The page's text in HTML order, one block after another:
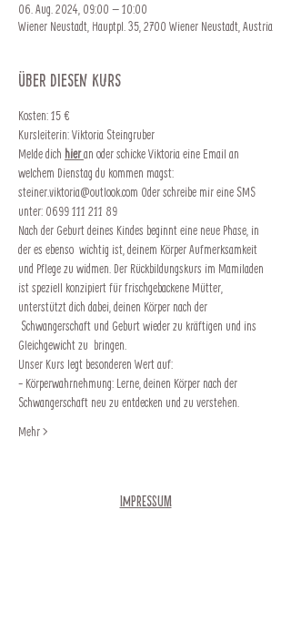
06. Aug. 2024, 09:00 – 10:00
Wiener Neustadt, Hauptpl. 35, 2700 Wiener Neustadt, Austria
Über diesen Kurs
Kosten: 15 €
Kursleiterin: Viktoria Steingruber
Melde dich hier an oder schicke Viktoria eine Email an
welchem Dienstag du kommen magst:
steiner.viktoria@outlook.com Oder schreibe mir eine SMS
unter: 0699 111 211 89
Nach der Geburt deines Kindes beginnt eine neue Phase, in
der es ebenso  wichtig ist, deinem Körper Aufmerksamkeit
und Pflege zu widmen. Der Rückbildungskurs im Mamiladen
ist speziell konzipiert für frischgebackene Mütter,
unterstützt dich dabei, deinen Körper nach der
Schwangerschaft und Geburt wieder zu kräftigen und ins
Gleichgewicht zu  bringen.
Unser Kurs legt besonderen Wert auf:
- Körperwahrnehmung: Lerne, deinen Körper nach der
Schwangerschaft neu zu entdecken und zu verstehen.
Mehr >
Impressum